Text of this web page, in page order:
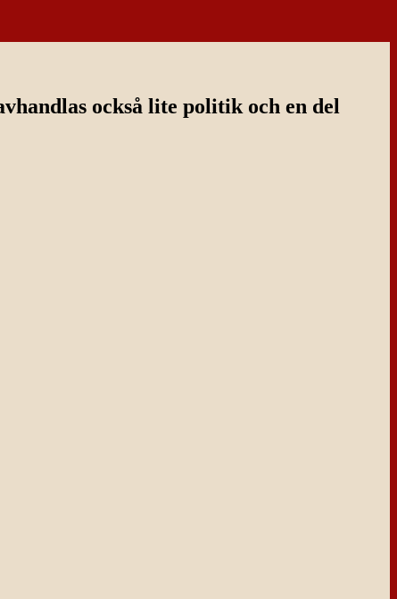
också lite politik och en del